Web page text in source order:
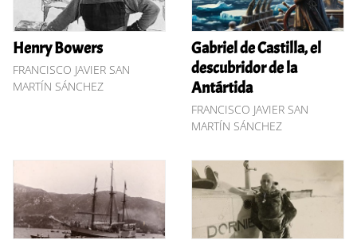
Henry Bowers
FRANCISCO JAVIER SAN
MARTÍN SÁNCHEZ
Gabriel de Castilla, el
descubridor de la
Antártida
FRANCISCO JAVIER SAN
MARTÍN SÁNCHEZ